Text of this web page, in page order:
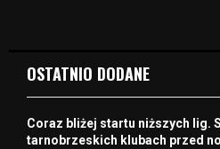
OSTATNIO DODANE
Coraz bliżej startu niższych lig.
tarnobrzeskich klubach przed